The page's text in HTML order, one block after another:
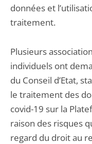
données et
traitement.
Plusieurs
individuels ont
du Conseil d’Etat,
le traitement des
covid-19 sur la
raison des risques
regard du droit au